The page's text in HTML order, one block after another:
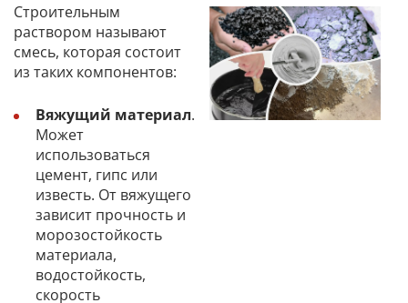
Строительным
раствором называют
смесь, которая состоит
из таких компонентов:
Вяжущий материал.
Может
использоваться
цемент, гипс или
известь. От вяжущего
зависит прочность и
морозостойкость
материала,
водостойкость,
скорость